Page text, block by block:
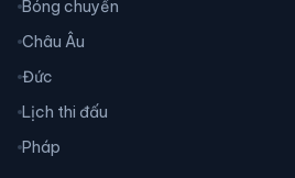
Bóng chuyền
Châu Âu
Đức
Lịch thi đấu
Pháp